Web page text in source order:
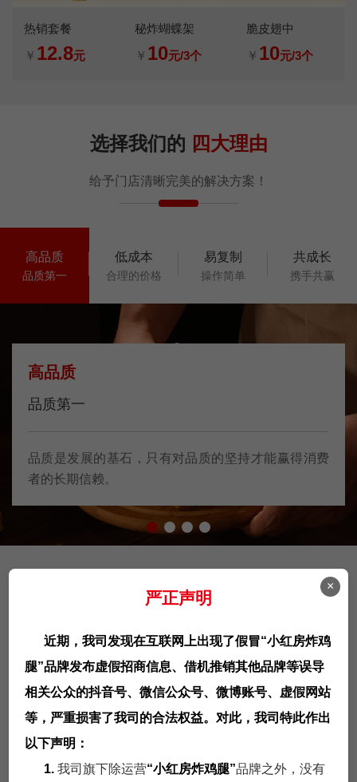
×
严正声明
近期，我司发现在互联网上出现了假冒“小红房炸鸡
腿”品牌发布虚假招商信息、借机推销其他品牌等误导
相关公众的抖音号、微信公众号、微博账号、虚假网站
等，严重损害了我司的合法权益。对此，我司特此作出
以下声明：
1.我司旗下除运营“小红房炸鸡腿”品牌之外，没有
热销套餐
￥ 12.8元
秘炸蝴蝶架
￥ 10元/3个
脆皮翅中
￥ 10元/3个
选择我们的 四大理由
给予门店清晰完美的解决方案！
高品质
品质第一
低成本
合理的价格
易复制
操作简单
共成长
携手共赢
高品质
品质第一
品质是发展的基石，只有对品质的坚持才能赢得消费
者的长期信赖。
门店展示